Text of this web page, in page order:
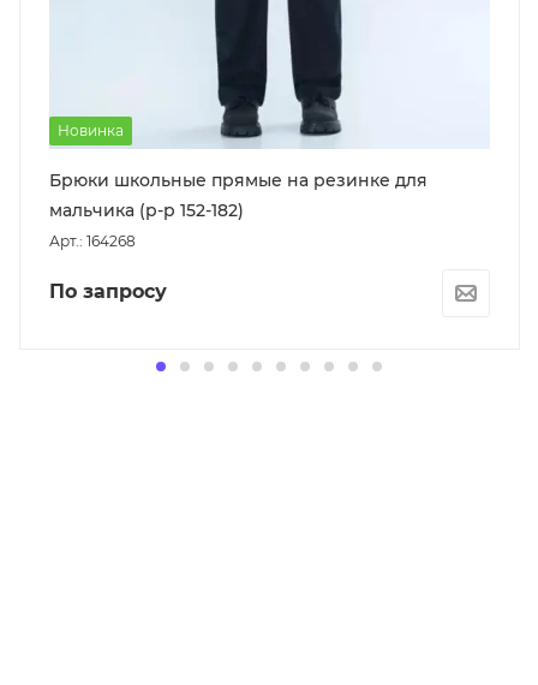
Новинка
Брюки школьные прямые на резинке для
мальчика (р-р 152-182)
Арт.: 164268
По запросу